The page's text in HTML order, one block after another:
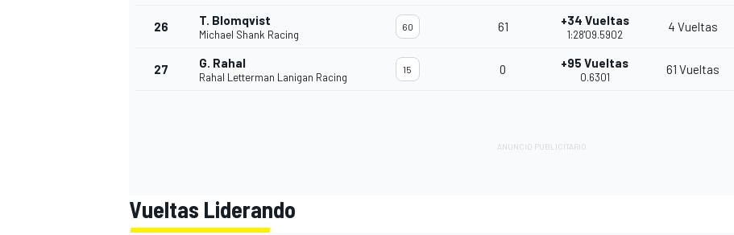
26 T. Blomqvist
Michael Shank Racing
60 61 +34 Vueltas
1:28'09.5902
4 Vueltas
27 G. Rahal
Rahal Letterman Lanigan Racing
15 0 +95 Vueltas
0.6301
61 Vueltas
Vueltas Liderando